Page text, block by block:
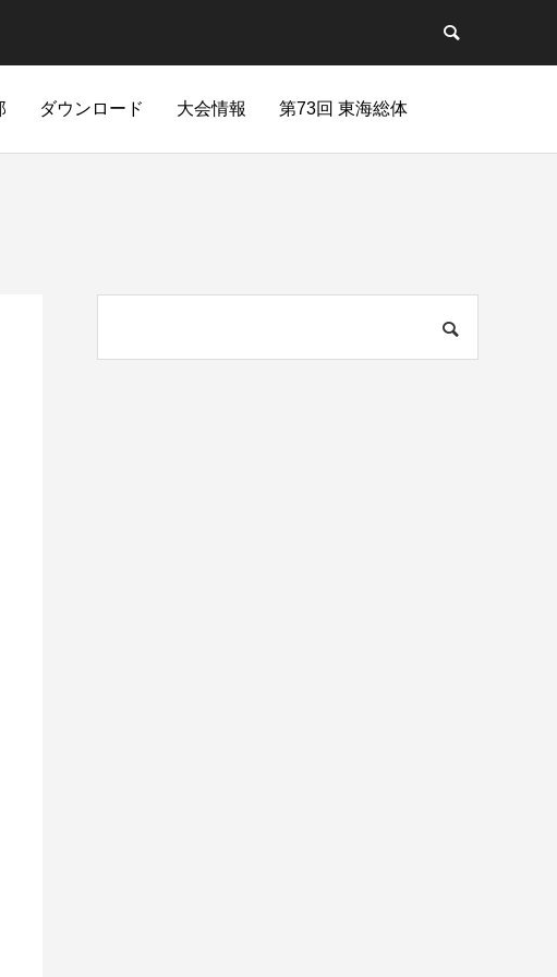
ダウンロード 大会情報 第73回 東海総体